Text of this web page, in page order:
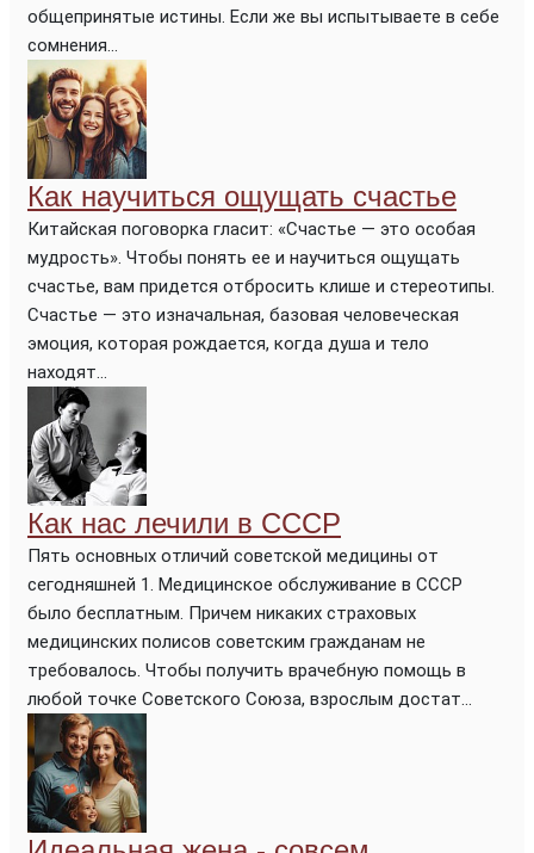
общепринятые истины. Если же вы испытываете в себе
сомнения...
Как научиться ощущать счастье
Китайская поговорка гласит: «Счастье — это особая
мудрость». Чтобы понять ее и научиться ощущать
счастье, вам придется отбросить клише и стереотипы.
Счастье — это изначальная, базовая человеческая
эмоция, которая рождается, когда душа и тело
находят...
Как нас лечили в СССР
Пять основных отличий советской медицины от
сегодняшней 1. Медицинское обслуживание в СССР
было бесплатным. Причем никаких страховых
медицинских полисов советским гражданам не
требовалось. Чтобы получить врачебную помощь в
любой точке Советского Союза, взрослым достат...